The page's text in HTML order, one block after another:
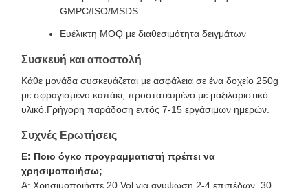
GMPC/ISO/MSDS
Ευέλικτη MOQ με διαθεσιμότητα δειγμάτων
Συσκευή και αποστολή
Κάθε μονάδα συσκευάζεται με ασφάλεια σε ένα δοχείο 250g
με σφραγισμένο καπάκι, προστατευμένο με μαξιλαριστικό
υλικό.Γρήγορη παράδοση εντός 7-15 εργάσιμων ημερών.
Συχνές Ερωτήσεις
Ε: Ποιο όγκο προγραμματιστή πρέπει να
χρησιμοποιήσω;
Α: Χρησιμοποιήστε 20 Vol για ανύψωση 2-4 επιπέδων, 30